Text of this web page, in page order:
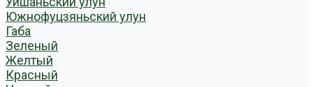
Южнофуцзяньский улун
Габа
Зеленый
Желтый
Красный